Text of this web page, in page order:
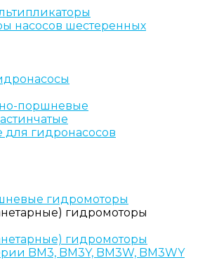
насосов шестеренных
поршневые
гидронасосов
гидромоторы
гидромоторы
гидромоторы
BM3, BM3Y, BM3W, BM3WY